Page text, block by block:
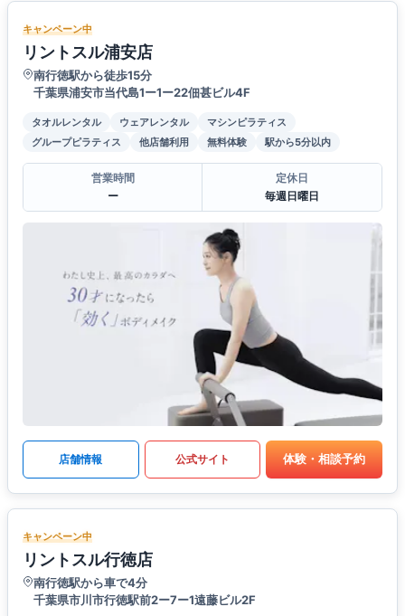
キャンペーン中
リントスル浦安店
南行徳駅から徒歩15分
千葉県浦安市当代島1ー1ー22佃甚ビル4F
タオルレンタル ウェアレンタル
マシンピラティス
グループピラティス
他店舗利用 無料体験 駅から5分以内
営業時間
ー
定休日
毎週日曜日
店舗情報 公式サイト 体験・相談予約
キャンペーン中
リントスル行徳店
南行徳駅から車で4分
千葉県市川市行徳駅前2ー7ー1遠藤ビル2F